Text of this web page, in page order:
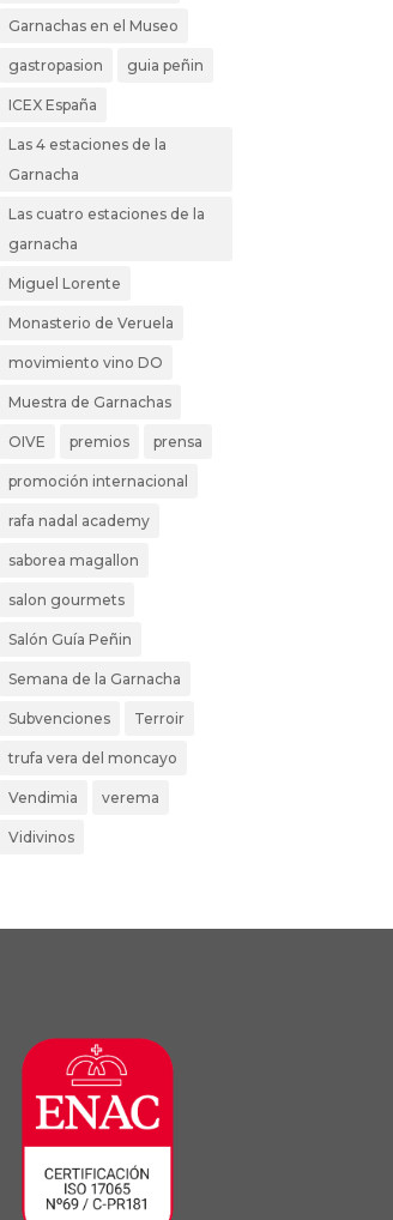
Garnachas en el Museo
gastropasion guia peñin
ICEX España
Las 4 estaciones de la
Garnacha
Las cuatro estaciones de la
garnacha
Miguel Lorente
Monasterio de Veruela
movimiento vino DO
Muestra de Garnachas
OIVE premios prensa
promoción internacional
rafa nadal academy
saborea magallon
salon gourmets
Salón Guía Peñin
Semana de la Garnacha
Subvenciones Terroir
trufa vera del moncayo
Vendimia verema
Vidivinos